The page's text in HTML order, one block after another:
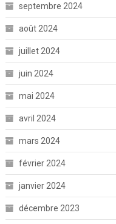
septembre 2024
août 2024
juillet 2024
juin 2024
mai 2024
avril 2024
mars 2024
février 2024
janvier 2024
décembre 2023